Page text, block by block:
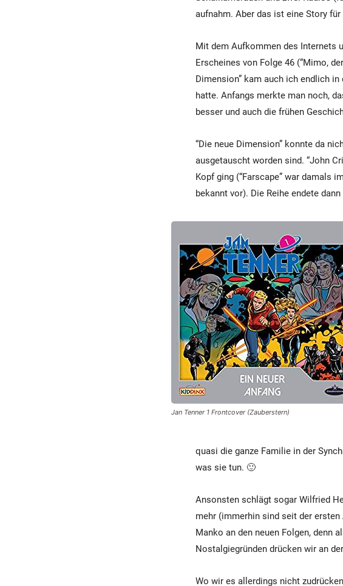
aufnahm. Aber das ist eine Story
Mit dem Aufkommen des Internets
Erscheines von Folge 46 (“Mimo,
Dimension” kam auch ich endlich
hatte. Anfangs merkte man noch,
besser und auch die frühen
“Die neue Dimension” konnte da
ausgetauscht worden sind. “John
Kopf ging (“Farscape” war damals
bekannt vor). Die Reihe endete
Jan Tenner 1 Frontcover (Zauberstern)
quasi die ganze Familie in der
was sie tun. 🙂
Ansonsten schlägt sogar Wilfried
mehr (immerhin sind seit der
Manko an den neuen Folgen, denn
Nostalgiegründen drücken wir an
Wo wir es allerdings nicht